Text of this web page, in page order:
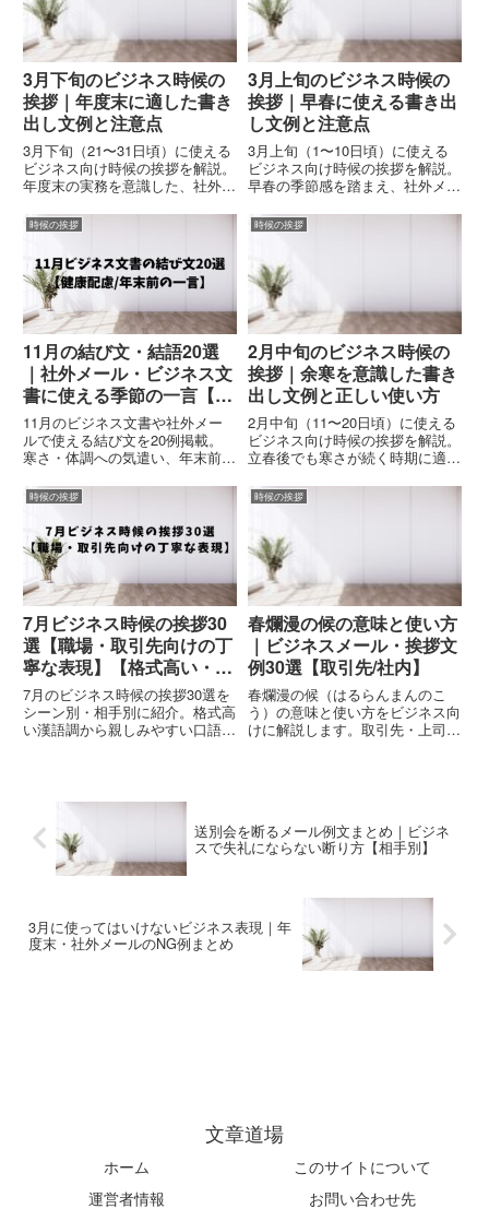
3月下旬のビジネス時候の
挨拶｜年度末に適した書き
出し文例と注意点
3月下旬（21〜31日頃）に使える
ビジネス向け時候の挨拶を解説。
年度末の実務を意識した、社外メ
出し文例と注意点をまとめていま
す。
3月上旬のビジネス時候の
挨拶｜早春に使える書き出
し文例と注意点
3月上旬（1〜10日頃）に使える
ビジネス向け時候の挨拶を解説。
早春の季節感を踏まえ、社外メー
し文例と注意点をまとめていま
す。
時候の挨拶
11月の結び文・結語20選
｜社外メール・ビジネス文
書に使える季節の一言【健
康配慮・年末前】
11月のビジネス文書や社外メー
ルで使える結び文を20例掲載。
寒さ・体調への気遣い、年末前の
まコピーして使えます。フォーマ
ル・一般向けの両対応。
時候の挨拶
2月中旬のビジネス時候の
挨拶｜余寒を意識した書き
出し文例と正しい使い方
2月中旬（11〜20日頃）に使える
ビジネス向け時候の挨拶を解説。
立春後でも寒さが続く時期に適し
と、社外メール・文書で安全に使
える書き出し文例を紹介します。
時候の挨拶
7月ビジネス時候の挨拶30
選【職場・取引先向けの丁
寧な表現】【格式高い・信
頼関係を築く】
7月のビジネス時候の挨拶30選を
シーン別・相手別に紹介。格式高
い漢語調から親しみやすい口語調
時候の挨拶
春爛漫の候の意味と使い方
｜ビジネスメール・挨拶文
例30選【取引先/社内】
春爛漫の候（はるらんまんのこ
う）の意味と使い方をビジネス向
けに解説します。取引先・上司・
送別会を断るメール例文まとめ｜ビジネ
スで失礼にならない断り方【相手別】
3月に使ってはいけないビジネス表現｜年
度末・社外メールのNG例まとめ
文章道場
ホーム
このサイトについて
運営者情報
お問い合わせ先